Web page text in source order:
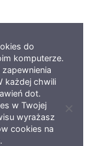
BIP
Góra
do
komputerze.
każdej chwili
dot.
w Twojej
wyrażasz
cookies na